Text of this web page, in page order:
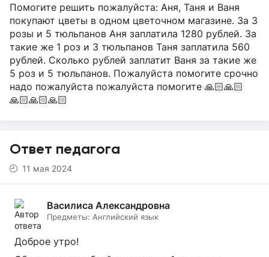
Помогите решить пожалуйста: Аня, Таня и Ваня
покупают цветы в одном цветочном магазине. За 3
розы и 5 тюльпанов Аня заплатила 1280 рублей. За
такие же 1 роз и 3 тюльпанов Таня заплатила 560
рублей. Сколько рублей заплатит Ваня за такие же
5 роз и 5 тюльпанов. Пожалуйста помогите срочно
надо пожалуйста пожалуйста помогите 🙏🏻🙏🏻
🙏🏻🙏🏻🙏🏻
Ответ педагога
11 мая 2024
Василиса Александровна
Предметы: Английский язык
Доброе утро!